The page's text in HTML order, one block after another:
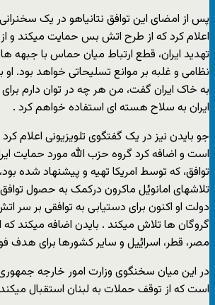
پس از امضای این توافق نتانیاهو در یک
اعلام کرد که از طرح اتش بس حمایت میکند و از
تهدید ایران، قطع ارتباط میان حماس با جبهه
به خاک ایران گفت، من هر چه در توان دارم
ایران به سلاح هسته ای استفاده خواهم کرد .
جو بایدن نیز در یک گفتگوی تلویزیونی اعلام
است و اضافه کرد گروه حزب الله مورد حمایت
توافق، که توسط امریکا تهیه و پیشنهاد شده
تلاشهای امانویٔل ماکرون درکمک به حصول
دولت او اکنون برای دستیابی به توافقی بر سر
گروگان ها تلاش میکند . بایدن اضافه میکند که
مصر، قطر، اسرایٔیل و سایر کشورها برای هدف
در این میان سخنگوی وزارت امور خارجه
است که از توقف حملات به لبنان استقبال